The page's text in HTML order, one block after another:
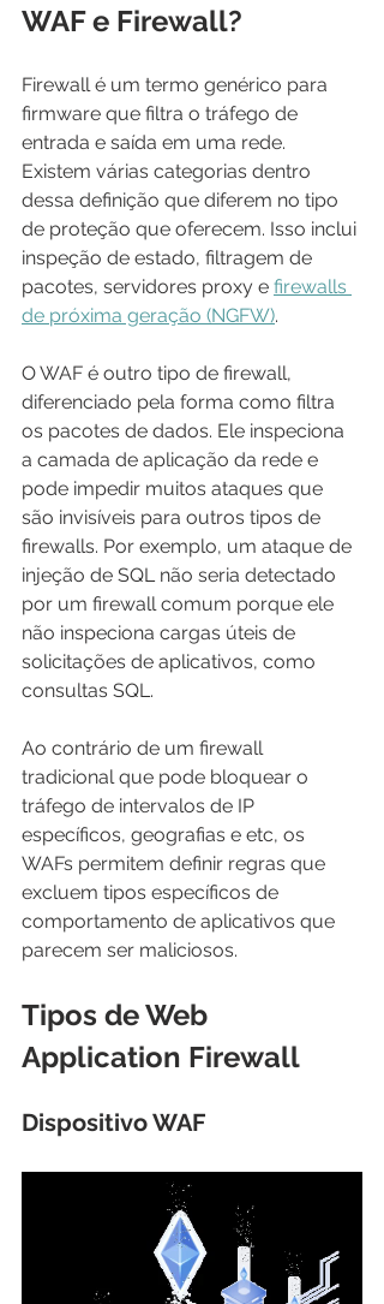
WAF e Firewall?
Firewall é um termo genérico para
firmware que filtra o tráfego de
entrada e saída em uma rede.
Existem várias categorias dentro
dessa definição que diferem no tipo
de proteção que oferecem. Isso inclui
inspeção de estado, filtragem de
pacotes, servidores proxy e firewalls
de próxima geração (NGFW).
O WAF é outro tipo de firewall,
diferenciado pela forma como filtra
os pacotes de dados. Ele inspeciona
a camada de aplicação da rede e
pode impedir muitos ataques que
são invisíveis para outros tipos de
firewalls. Por exemplo, um ataque de
injeção de SQL não seria detectado
por um firewall comum porque ele
não inspeciona cargas úteis de
solicitações de aplicativos, como
consultas SQL.
Ao contrário de um firewall
tradicional que pode bloquear o
tráfego de intervalos de IP
específicos, geografias e etc, os
WAFs permitem definir regras que
excluem tipos específicos de
comportamento de aplicativos que
parecem ser maliciosos.
Tipos de Web
Application Firewall
Dispositivo WAF